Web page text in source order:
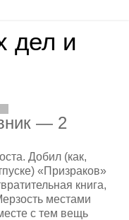
дел и
— 2
Добил (как,
«Призраков»
книга,
местами
с тем вещь